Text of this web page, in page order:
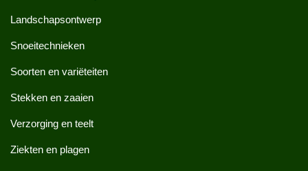
Landschapsontwerp
Snoeitechnieken
Soorten en variëteiten
Stekken en zaaien
Verzorging en teelt
Ziekten en plagen